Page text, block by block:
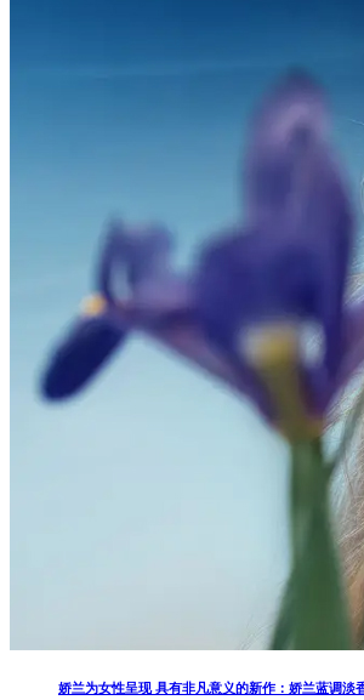
娇兰为女性呈现 具有非凡意义的新作：娇兰蓝调淡